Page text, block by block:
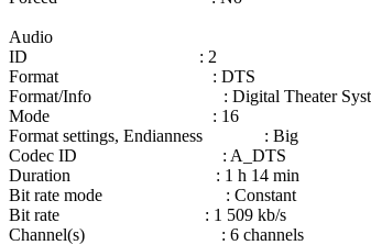
Audio
ID : 2
Format : DTS
Format/Info : Digital Theater
Mode : 16
Format settings, Endianness : Big
Codec ID : A_DTS
Duration : 1 h 14 min
Bit rate mode : Constant
Bit rate : 1 509 kb/s
Channel(s) : 6 channels